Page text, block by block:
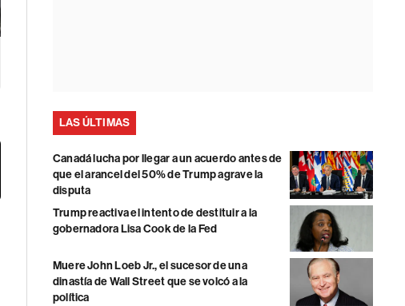
LAS ÚLTIMAS
Canadá lucha por llegar a un acuerdo antes de
que el arancel del 50% de Trump agrave la
disputa
Trump reactiva el intento de destituir a la
gobernadora Lisa Cook de la Fed
Muere John Loeb Jr., el sucesor de una
dinastía de Wall Street que se volcó a la
política